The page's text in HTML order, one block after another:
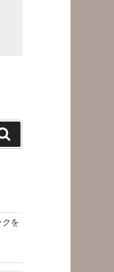
索
クを